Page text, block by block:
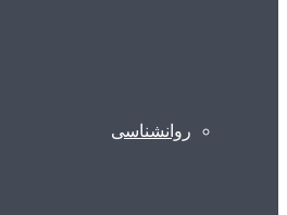
روانشناسی